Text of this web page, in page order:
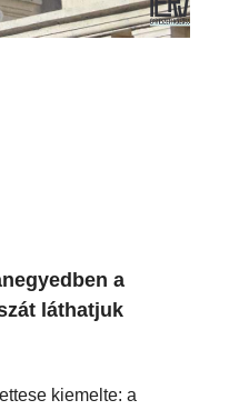
a
láthatjuk
kiemelte: a